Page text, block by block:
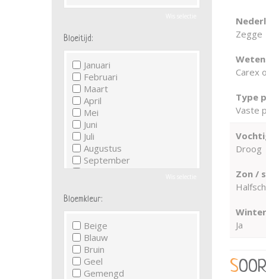
Zegge
Carex
Type
Vaste
Droog
Zon /
Ja
Bloeitijd:
Januari
Februari
Maart
April
Mei
Juni
Juli
Augustus
September
December
Bloemkleur:
Beige
Blauw
Bruin
Geel
Gemengd